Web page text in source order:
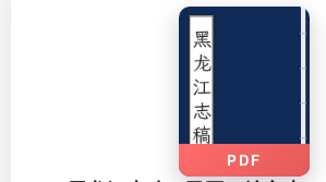
PDF